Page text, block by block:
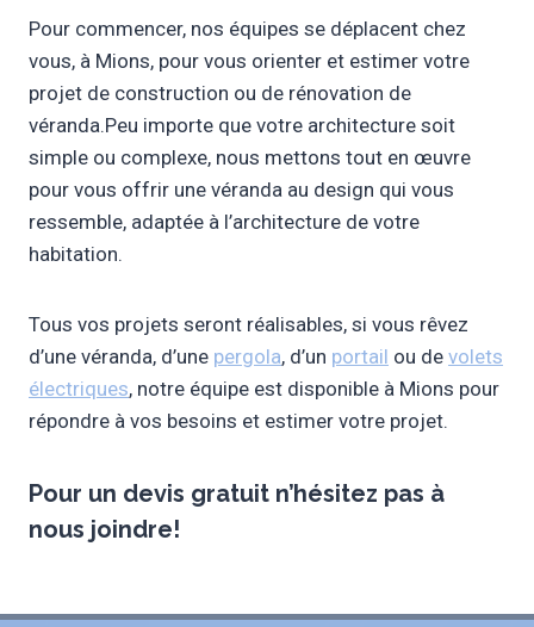
Pour commencer, nos équipes se déplacent chez
vous, à Mions, pour vous orienter et estimer votre
projet de construction ou de rénovation de
véranda.Peu importe que votre architecture soit
simple ou complexe, nous mettons tout en œuvre
pour vous offrir une véranda au design qui vous
ressemble, adaptée à l’architecture de votre
habitation.
Tous vos projets seront réalisables, si vous rêvez
d’une véranda, d’une pergola, d’un portail ou de volets
électriques, notre équipe est disponible à Mions pour
répondre à vos besoins et estimer votre projet.
Pour un devis gratuit n’hésitez pas à
nous joindre!